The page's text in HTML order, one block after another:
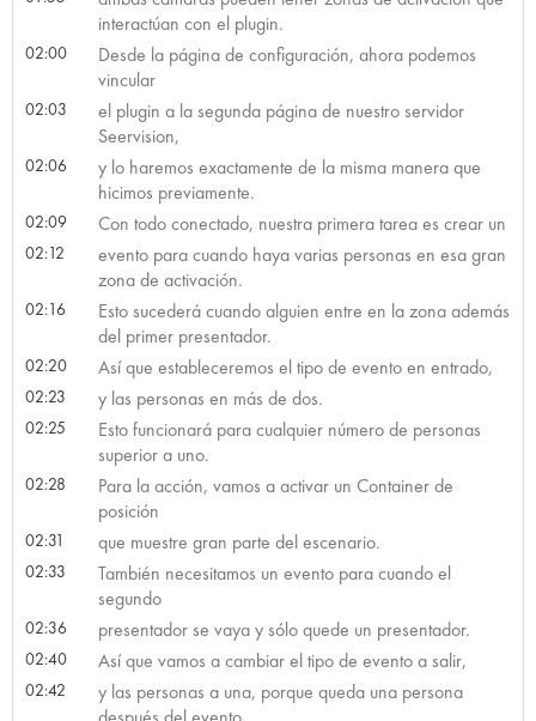
interactúan con el plugin.
02:00
Desde la página de configuración, ahora podemos
vincular
02:03
el plugin a la segunda página de nuestro servidor
Seervision,
02:06
y lo haremos exactamente de la misma manera que
hicimos previamente.
02:09 Con todo conectado, nuestra primera tarea es crear un
02:12
evento para cuando haya varias personas en esa gran
zona de activación.
02:16
Esto sucederá cuando alguien entre en la zona además
del primer presentador.
02:20 Así que estableceremos el tipo de evento en entrado,
02:23 y las personas en más de dos.
02:25
Esto funcionará para cualquier número de personas
superior a uno.
02:28
Para la acción, vamos a activar un Container de
posición
02:31 que muestre gran parte del escenario.
02:33
También necesitamos un evento para cuando el
segundo
02:36 presentador se vaya y sólo quede un presentador.
02:40 Así que vamos a cambiar el tipo de evento a salir,
02:42
y las personas a una, porque queda una persona